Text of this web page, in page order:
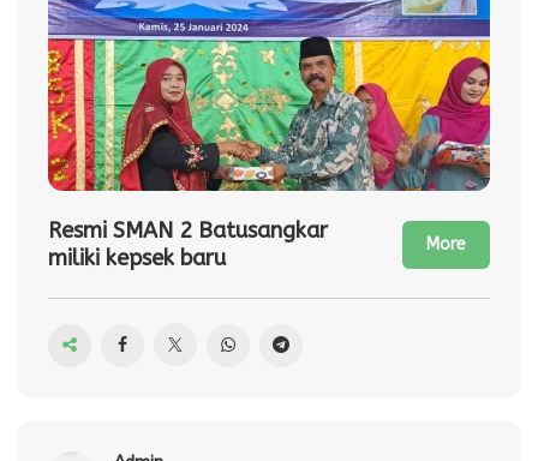
Resmi SMAN 2 Batusangkar
miliki kepsek baru
More